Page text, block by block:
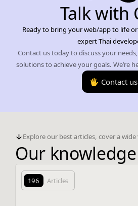
Talk with
Ready to bring your web/app to life
expert Thai
Contact us today to discuss your
solutions to achieve your goals. We’re
🖐️ Contact us
Explore our best articles, cover a
Our
196 Articles